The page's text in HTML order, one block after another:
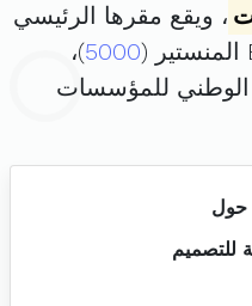
، ويقع مقرها الرئيسي
5000)،
للمؤسسات
حول
للتصميم